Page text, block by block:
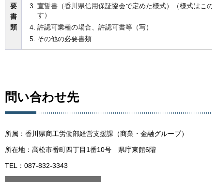
要
書
類
宣誓書（香川県信用保証協会で定めた様式）（様式はこ
す）
許認可業種の場合、許認可書等（写）
その他の必要書類
問い合わせ先
所属：香川県商工労働部経営支援課（商業・金融グループ）
所在地：高松市番町四丁目1番10号 県庁東館6階
TEL：087-832-3343